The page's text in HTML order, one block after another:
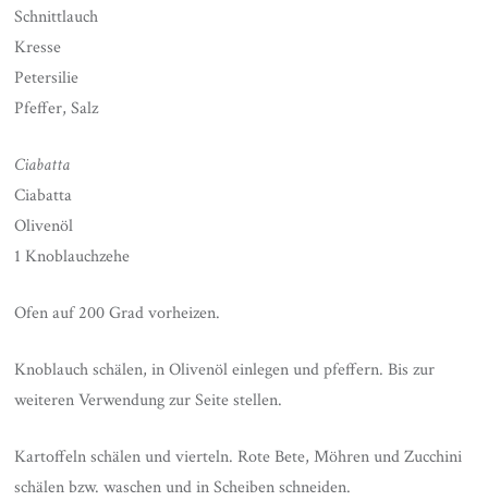
Schnittlauch
Kresse
Petersilie
Pfeffer, Salz
Ciabatta
Ciabatta
Olivenöl
1 Knoblauchzehe
Ofen auf 200 Grad vorheizen.
Knoblauch schälen, in Olivenöl einlegen und pfeffern. Bis zur
weiteren Verwendung zur Seite stellen.
Kartoffeln schälen und vierteln. Rote Bete, Möhren und Zucchini
schälen bzw. waschen und in Scheiben schneiden.